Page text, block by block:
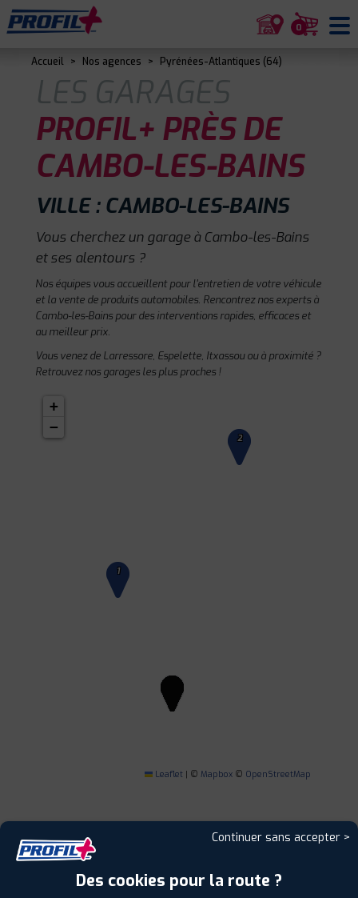
0
Accueil > Nos agences > Pyrénées-Atlantiques (64)
LES GARAGES
PROFIL+ PRÈS DE
CAMBO-LES-BAINS
VILLE : CAMBO-LES-BAINS
Vous cherchez un garage à Cambo-les-Bains
et ses alentours ?
Nos équipes vous accueillent pour l'entretien de votre véhicule
et la vente de produits automobiles. Rencontrez nos experts à
Cambo-les-Bains pour des interventions rapides, efficaces et
au meilleur prix.
Vous venez de Larressore, Espelette, Itxassou ou à proximité ?
Retrouvez nos garages les plus proches !
1
2
+
−
Leaflet | © Mapbox © OpenStreetMap
Continuer sans accepter >
Des cookies pour la route ?